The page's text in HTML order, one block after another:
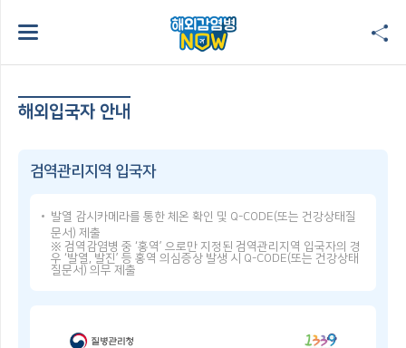
해외입국자 안내
검역관리지역 입국자
발열 감시카메라를 통한 체온 확인 및 Q-CODE(또는 건강상태질
문서) 제출
※ 검역감염병 중 ‘홍역’ 으로만 지정된 검역관리지역 입국자의 경
우 ‘발열, 발진’ 등 홍역 의심증상 발생 시 Q-CODE(또는 건강상태
질문서) 의무 제출